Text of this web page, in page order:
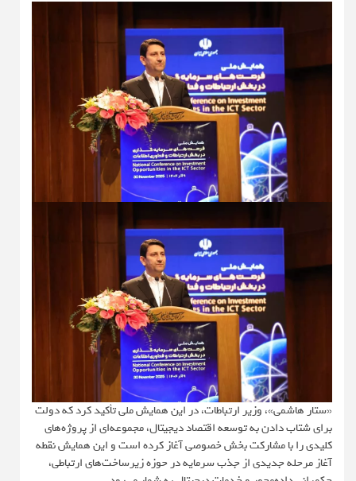
«ستار هاشمی»، وزیر ارتباطات، در این همایش ملی تأکید کرد که دولت
برای شتاب‌ دادن به توسعه اقتصاد دیجیتال، مجموعه‌ای از پروژه‌های
کلیدی را با مشارکت بخش خصوصی آغاز کرده است و این همایش نقطه
آغاز مرحله جدیدی از جذب سرمایه در حوزه زیرساخت‌های ارتباطی،